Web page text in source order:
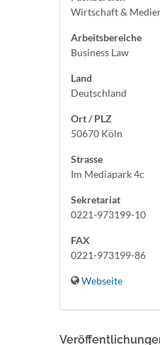
Wirtschaft &
Arbeitsbereiche
Business Law
Land
Deutschland
Ort / PLZ
50670 Köln
Strasse
Im Mediapark 4c
Sekretariat
0221-973199-10
FAX
0221-973199-86
Webseite